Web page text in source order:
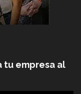
tu empresa al